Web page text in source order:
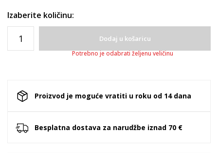
Izaberite količinu:
Dodaj u košaricu
Potrebno je odabrati željenu veličinu
Proizvod je moguće vratiti u roku od 14 dana
Besplatna dostava za narudžbe iznad 70 €